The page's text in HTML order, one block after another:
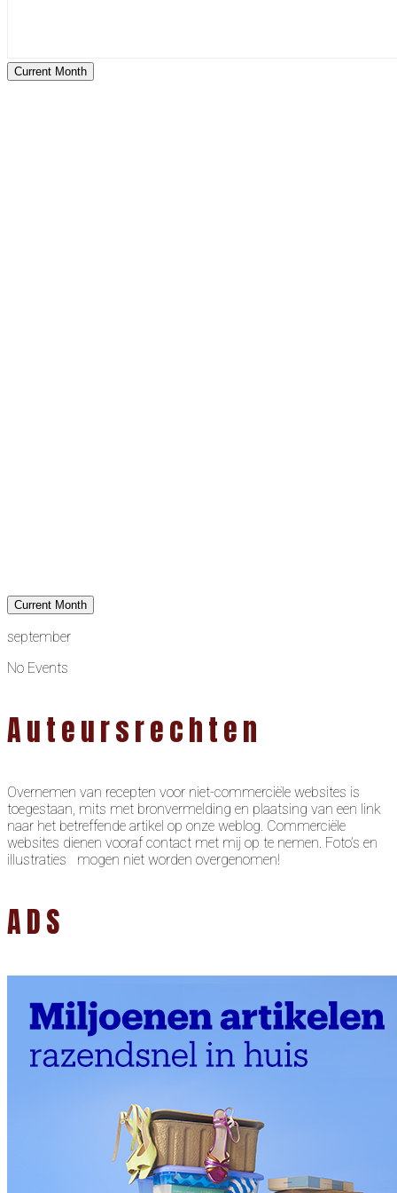
Current Month
Current Month
september
No Events
Auteursrechten
Overnemen van recepten voor niet-commerciële websites is
toegestaan, mits met bronvermelding en plaatsing van een link
naar het betreffende artikel op onze weblog. Commerciële
websites dienen vooraf contact met mij op te nemen. Foto’s en
illustraties mogen niet worden overgenomen!
ADS